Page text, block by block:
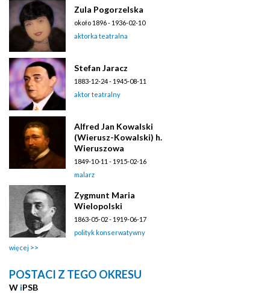
Zula Pogorzelska
około 1896 - 1936-02-10
aktorka teatralna
Stefan Jaracz
1883-12-24 - 1945-08-11
aktor teatralny
Alfred Jan Kowalski
(Wierusz-Kowalski) h.
Wieruszowa
1849-10-11 - 1915-02-16
malarz
Zygmunt Maria
Wielopolski
1863-05-02 - 1919-06-17
polityk konserwatywny
więcej
POSTACI Z TEGO OKRESU
W iPSB